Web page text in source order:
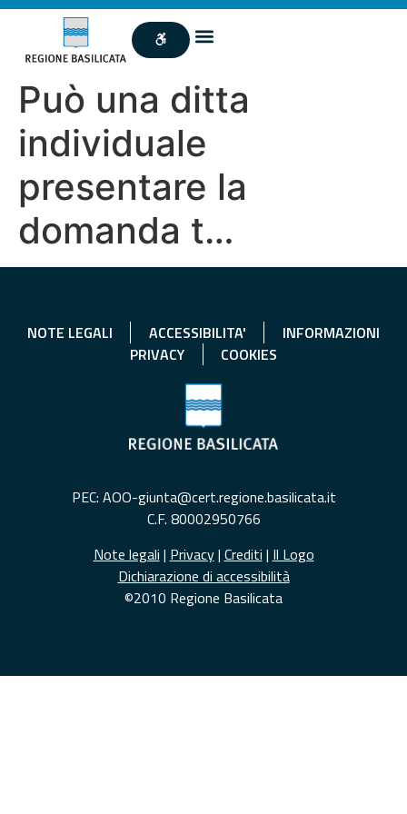
Può una ditta
individuale
presentare la
domanda t…
NOTE LEGALI ACCESSIBILITA'
INFORMAZIONI
PRIVACY
COOKIES
PEC: AOO-giunta@cert.regione.basilicata.it
C.F. 80002950766
Note legali | Privacy| Crediti | Il Logo
Dichiarazione di accessibilità
©2010 Regione Basilicata